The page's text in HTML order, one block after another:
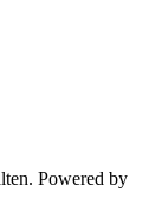
Powered by